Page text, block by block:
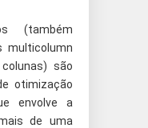
(também
multicolumn
são
otimização
envolve a
de uma